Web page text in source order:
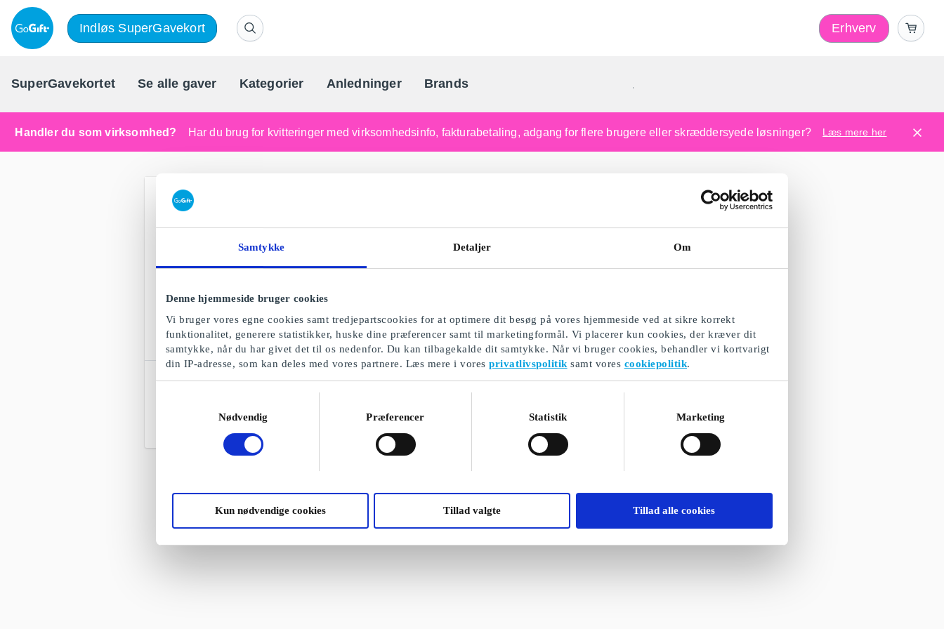
Samtykke Detaljer Om
Denne hjemmeside bruger cookies
Vi bruger vores egne cookies samt tredjepartscookies for at optimere dit besøg på vores hjemmeside ved at sikre korrekt
funktionalitet, generere statistikker, huske dine præferencer samt til marketingformål. Vi placerer kun cookies, der kræver dit
samtykke, når du har givet det til os nedenfor. Du kan tilbagekalde dit samtykke. Når vi bruger cookies, behandler vi kortvarigt
din IP-adresse, som kan deles med vores partnere. Læs mere i voresprivatlivspolitik samt vores cookiepolitik.
Nødvendig
Præferencer Statistik Marketing
Kun nødvendige cookies Tillad valgte Tillad alle cookies
Indløs SuperGavekort Erhverv
SuperGavekortet Se alle gaver Kategorier Anledninger Brands Danmarks gaveportal nr. 1
Handler du som virksomhed? Har du brug for kvitteringer med virksomhedsinfo, fakturabetaling, adgang for flere brugere eller skræddersyede løsninger? Læs mere her
CHANGE Lingerie DK Gavekort